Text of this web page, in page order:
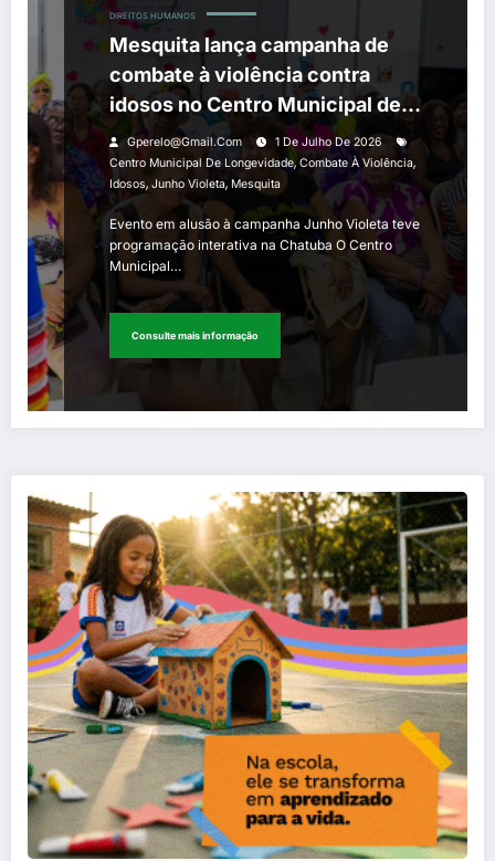
DIREITOS HUMANOS
Mesquita lança campanha de
combate à violência contra
idosos no Centro Municipal de
Longevidade
Gperelo@gmail.com
1 De Julho De 2026
Centro Municipal De Longevidade,Combate À Violência,
Idosos, Junho Violeta, Mesquita
Evento em alusão à campanha Junho Violeta teve
programação interativa na Chatuba O Centro
Municipal…
Consulte mais informação